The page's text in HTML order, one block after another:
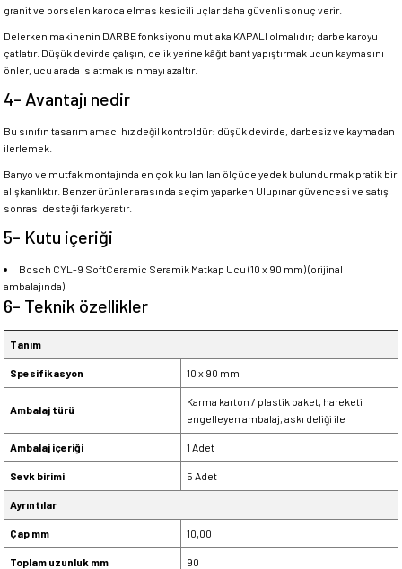
granit ve porselen karoda elmas kesicili uçlar daha güvenli sonuç verir.
Delerken makinenin DARBE fonksiyonu mutlaka KAPALI olmalıdır; darbe karoyu
çatlatır. Düşük devirde çalışın, delik yerine kâğıt bant yapıştırmak ucun kaymasını
önler, ucu arada ıslatmak ısınmayı azaltır.
4- Avantajı nedir
Bu sınıfın tasarım amacı hız değil kontroldür: düşük devirde, darbesiz ve kaymadan
ilerlemek.
Banyo ve mutfak montajında en çok kullanılan ölçüde yedek bulundurmak pratik bir
alışkanlıktır. Benzer ürünler arasında seçim yaparken Ulupınar güvencesi ve satış
sonrası desteği fark yaratır.
5- Kutu içeriği
Bosch CYL-9 SoftCeramic Seramik Matkap Ucu (10 x 90 mm) (orijinal
ambalajında)
6- Teknik özellikler
Tanım
Spesifikasyon 10 x 90 mm
Ambalaj türü
Karma karton / plastik paket, hareketi
engelleyen ambalaj, askı deliği ile
Ambalaj içeriği 1 Adet
Sevk birimi 5 Adet
Ayrıntılar
Çap mm 10,00
Toplam uzunluk mm 90